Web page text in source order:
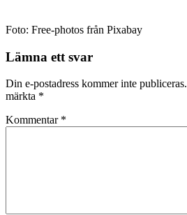
Foto: Free-photos från Pixabay
Lämna ett svar
Din e-postadress kommer inte publiceras.
märkta *
Kommentar *